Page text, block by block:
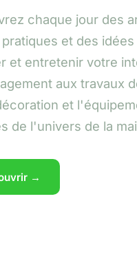
chaque jour des
et des
et entretenir votre
aux travaux
et
de l'univers de la
→